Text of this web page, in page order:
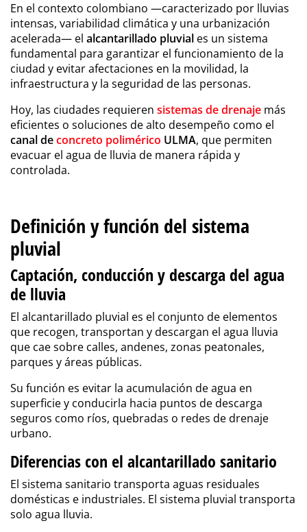
En el contexto colombiano —caracterizado por lluvias
intensas, variabilidad climática y una urbanización
acelerada— el alcantarillado pluvial es un sistema
fundamental para garantizar el funcionamiento de la
ciudad y evitar afectaciones en la movilidad, la
infraestructura y la seguridad de las personas.
Hoy, las ciudades requieren sistemas de drenaje más
eficientes o soluciones de alto desempeño como el
canal deconcreto polimérico ULMA, que permiten
evacuar el agua de lluvia de manera rápida y
controlada.
Definición y función del sistema
pluvial
Captación, conducción y descarga del agua
de lluvia
El alcantarillado pluvial es el conjunto de elementos
que recogen, transportan y descargan el agua lluvia
que cae sobre calles, andenes, zonas peatonales,
parques y áreas públicas.
Su función es evitar la acumulación de agua en
superficie y conducirla hacia puntos de descarga
seguros como ríos, quebradas o redes de drenaje
urbano.
Diferencias con el alcantarillado sanitario
El sistema sanitario transporta aguas residuales
domésticas e industriales. El sistema pluvial transporta
solo agua lluvia.